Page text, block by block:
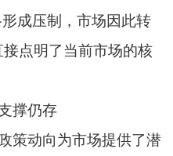
成压制，市场因此转
接点明了当前市场的核
撑仍存
动向为市场提供了潜